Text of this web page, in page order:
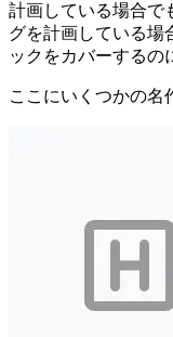
計画している場合で
グを計画している場
ックをカバーするの
ここにいくつかの名